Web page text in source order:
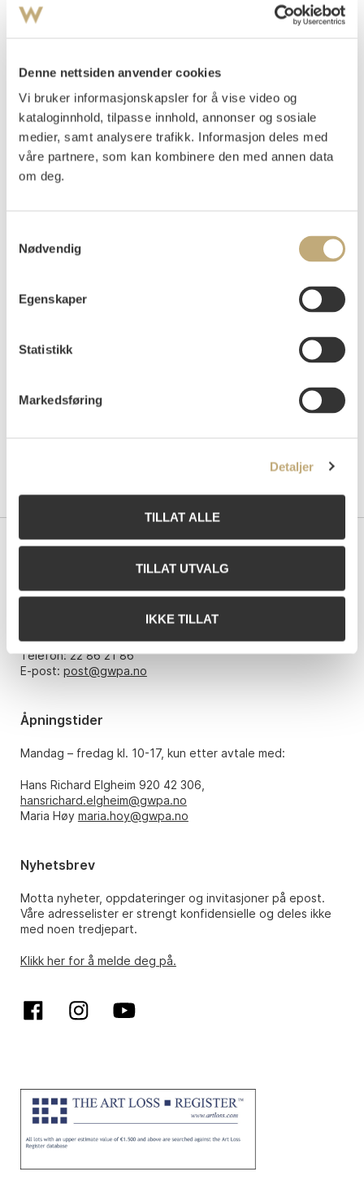
Denne nettsiden anvender cookies
Vi bruker informasjonskapsler for å vise video og
kataloginnhold, tilpasse innhold, annonser og sosiale
medier, samt analysere trafikk. Informasjon deles med
våre partnere, som kan kombinere den med annen data
om deg.
Nødvendig
Egenskaper
Statistikk
Markedsføring
Detaljer
TILLAT ALLE
TILLAT UTVALG
IKKE TILLAT
Tresnitt
Uinnrammet
Vurdering
NOK 5 000–7 000
4228c
4 000
Grev Wedels Plass Auksjoner AS
Telefon: 22 86 21 86
E-post: post@gwpa.no
Åpningstider
Mandag – fredag kl. 10-17, kun etter avtale med:
Hans Richard Elgheim 920 42 306,
hansrichard.elgheim@gwpa.no
Maria Høy maria.hoy@gwpa.no
Nyhetsbrev
Motta nyheter, oppdateringer og invitasjoner på epost.
Våre adresselister er strengt konfidensielle og deles ikke
med noen tredjepart.
Klikk her for å melde deg på.